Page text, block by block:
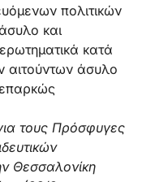
πολιτικών
και
κατά
αιτούντων άσυλο
επαρκώς
τους Πρόσφυγες
Θεσσαλονίκη